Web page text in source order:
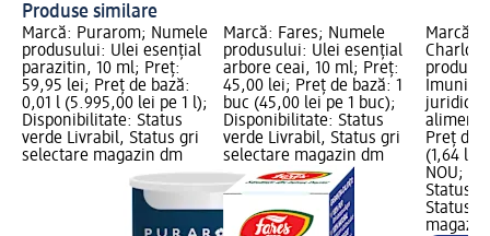
Produse similare
Marcă: Purarom; Numele
produsului: Ulei esențial
parazitin, 10 ml; Preț:
59,95 lei; Preț de bază:
0,01 l (5.995,00 lei pe 1 l);
Disponibilitate: Status
verde Livrabil, Status gri
selectare magazin dm
Marcă: Fares; Numele
produsului: Ulei esențial
arbore ceai, 10 ml; Preț:
45,00 lei; Preț de bază: 1
buc (45,00 lei pe 1 buc);
Disponibilitate: Status
verde Livrabil, Status gri
selectare magazin dm
Marcă:
juridică:
Preț de
(1,64 lei
NOU;
Status
Status